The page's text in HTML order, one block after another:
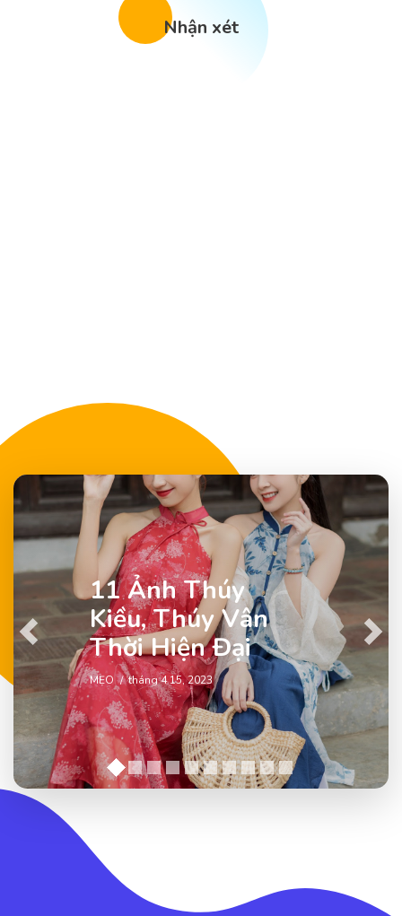
Nhận xét
11 Ảnh Thúy
Kiều, Thúy Vân
Thời Hiện Đại
MẸO tháng 4 15, 2023
Previous Next